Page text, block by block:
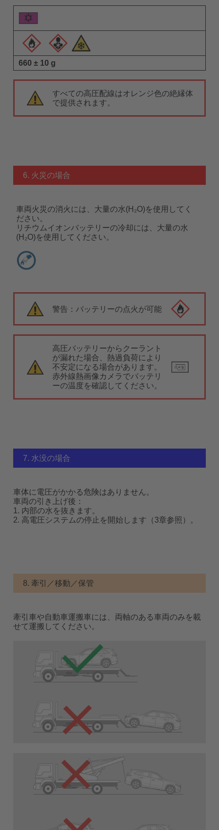
660 ± 10 g
すべての高圧配線はオレンジ色の絶縁体
で提供されます。
6. 火災の場合
車両火災の消火には、大量の水(H₂O)を使用してく
ださい。
リチウムイオンバッテリーの冷却には、大量の水
(H₂O)を使用してください。
警告：バッテリーの点火が可能
高圧バッテリーからクーラント
が漏れた場合、熱過負荷により
不安定になる場合があります。
赤外線熱画像カメラでバッテリ
ーの温度を確認してください。
7. 水没の場合
車体に電圧がかかる危険はありません。
車両の引き上げ後：
1. 内部の水を抜きます。
2. 高電圧システムの停止を開始します（3章参照）。
8. 牽引／移動／保管
牽引車や自動車運搬車には、両軸のある車両のみを載
せて運搬してください。